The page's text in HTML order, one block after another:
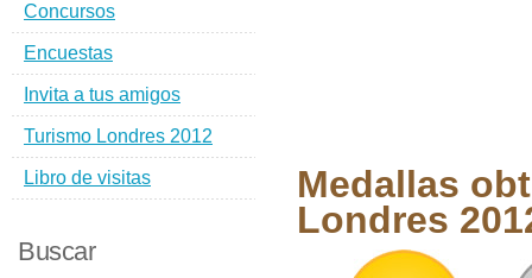
Medallas
Londres
Concursos
Encuestas
Invita a tus amigos
Turismo Londres 2012
Libro de visitas
Buscar